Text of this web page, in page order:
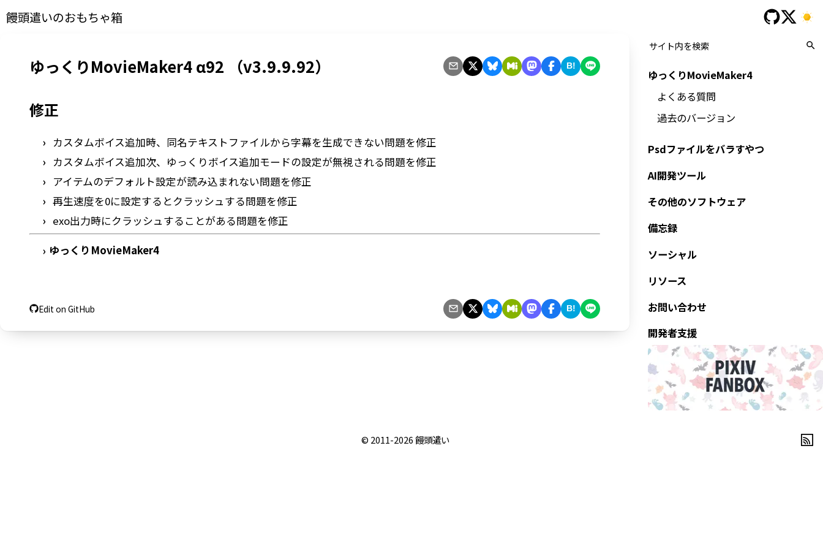
饅頭遣いのおもちゃ箱
ゆっくりMovieMaker4 α92 （v3.9.9.92） B!
修正
カスタムボイス追加時、同名テキストファイルから字幕を生成できない問題を修正
カスタムボイス追加次、ゆっくりボイス追加モードの設定が無視される問題を修正
アイテムのデフォルト設定が読み込まれない問題を修正
再生速度を0に設定するとクラッシュする問題を修正
exo出力時にクラッシュすることがある問題を修正
› ゆっくりMovieMaker4
Edit on GitHub B!
ゆっくりMovieMaker4
よくある質問
過去のバージョン
Psdファイルをバラすやつ
AI開発ツール
その他のソフトウェア
備忘録
ソーシャル
リソース
お問い合わせ
開発者支援
© 2011-2026饅頭遣い